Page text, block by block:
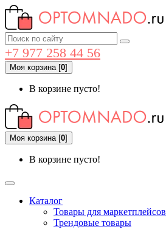
+7 977 258 44 56
Моя корзина[0]
В корзине пусто!
Моя корзина[0]
В корзине пусто!
Каталог
Товары для маркетплейсов
Трендовые товары